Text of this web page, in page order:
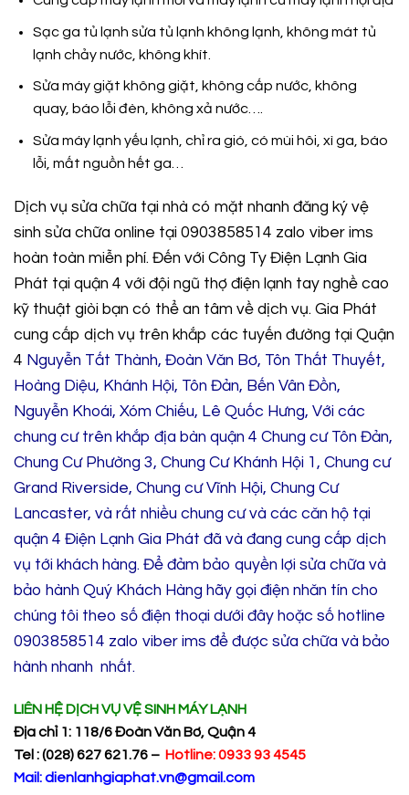
Sạc ga tủ lạnh sửa tủ lạnh không lạnh, không mát tủ
lạnh chảy nước, không khít.
Sửa máy giặt không giặt, không cấp nước, không
quay, báo lỗi đèn, không xả nước….
Sửa máy lạnh yếu lạnh, chỉ ra gió, có mùi hôi, xì ga, báo
lỗi, mất nguồn hết ga…
Dịch vụ sửa chữa tại nhà có mặt nhanh đăng ký vệ
sinh sửa chữa online tại 0903858514 zalo viber ims
hoàn toàn miễn phí. Đến với Công Ty Điện Lạnh Gia
Phát tại quận 4 với đội ngũ thợ điện lạnh tay nghề cao
kỹ thuật giòi bạn có thể an tâm về dịch vụ. Gia Phát
cung cấp dịch vụ trên khắp các tuyến đường tại Quận
4 Nguyễn Tất Thành, Đoàn Văn Bơ, Tôn Thất Thuyết,
Hoàng Diệu, Khánh Hội, Tôn Đản, Bến Vân Đồn,
Nguyễn Khoái, Xóm Chiếu, Lê Quốc Hưng, Với các
chung cư trên khắp địa bàn quận 4 Chung cư Tôn Đản,
Chung Cư Phường 3, Chung Cư Khánh Hội 1, Chung cư
Grand Riverside, Chung cư Vĩnh Hội, Chung Cư
Lancaster, và rất nhiều chung cư và các căn hộ tại
quận 4 Điện Lạnh Gia Phát đã và đang cung cấp dịch
vụ tới khách hàng. Để đảm bảo quyền lợi sửa chữa và
bảo hành Quý Khách Hàng hãy gọi điện nhăn tín cho
chúng tôi theo số điện thoại dưới đây hoặc số hotline
0903858514 zalo viber ims để được sửa chữa và bảo
hành nhanh nhất.
LIÊN HỆ D CH VỤVỆSINH MÁY LẠNH
Địa chỉ1: 118/6 Đoàn Văn Bơ, Quận 4
Tel : (028) 627 621.76 – Hotline: 0933 93 4545
Mail: dienlanhgiaphat.vn@gmail.com